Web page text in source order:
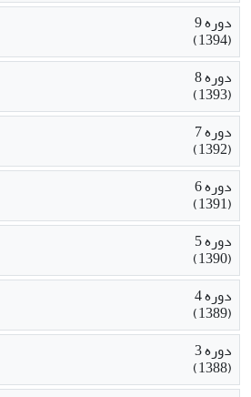
دوره 9
(1394)
دوره 8
(1393)
دوره 7
(1392)
دوره 6
(1391)
دوره 5
(1390)
دوره 4
(1389)
دوره 3
(1388)